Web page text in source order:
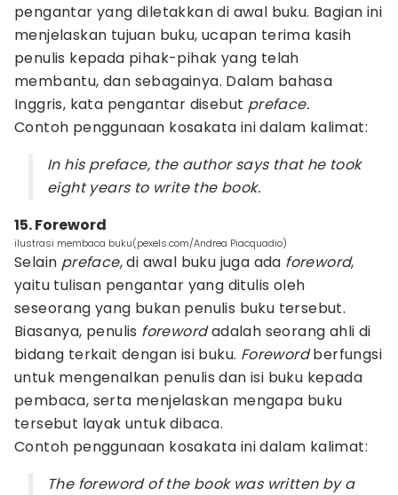
pengantar yang diletakkan di awal buku. Bagian ini
menjelaskan tujuan buku, ucapan terima kasih
penulis kepada pihak-pihak yang telah
membantu, dan sebagainya. Dalam bahasa
Inggris, kata pengantar disebut preface.
Contoh penggunaan kosakata ini dalam kalimat:
In his preface, the author says that he took
eight years to write the book.
15. Foreword
ilustrasi membaca buku(pexels.com/Andrea Piacquadio)
Selain preface, di awal buku juga ada foreword,
yaitu tulisan pengantar yang ditulis oleh
seseorang yang bukan penulis buku tersebut.
Biasanya, penulis forewordadalah seorang ahli di
bidang terkait dengan isi buku. Forewordberfungsi
untuk mengenalkan penulis dan isi buku kepada
pembaca, serta menjelaskan mengapa buku
tersebut layak untuk dibaca.
Contoh penggunaan kosakata ini dalam kalimat:
The foreword of the book was written by a